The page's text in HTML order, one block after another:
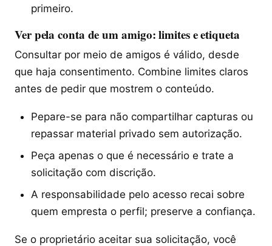
primeiro.
Ver pela conta de um amigo: limites e etiqueta
Consultar por meio de amigos é válido, desde
que haja consentimento. Combine limites claros
antes de pedir que mostrem o conteúdo.
Pepare-se para não compartilhar capturas ou
repassar material privado sem autorização.
Peça apenas o que é necessário e trate a
solicitação com discrição.
A responsabilidade pelo acesso recai sobre
quem empresta o perfil; preserve a confiança.
Se o proprietário aceitar sua solicitação, você